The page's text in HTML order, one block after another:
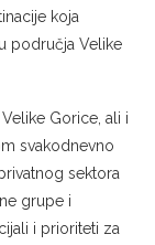
koja
područja Velike
Gorice, ali i
svakodnevno
sektora
grupe i
i prioriteti za